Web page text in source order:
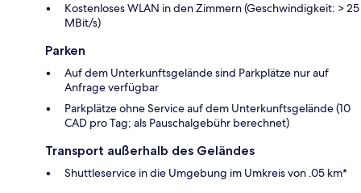
Kostenloses WLAN in den Zimmern (Geschwindigkeit: > 25
MBit/s)
Parken
Auf dem Unterkunftsgelände sind Parkplätze nur auf
Anfrage verfügbar
Parkplätze ohne Service auf dem Unterkunftsgelände (10
CAD pro Tag; als Pauschalgebühr berechnet)
Transport außerhalb des Geländes
Shuttleservice in die Umgebung im Umkreis von .05 km*